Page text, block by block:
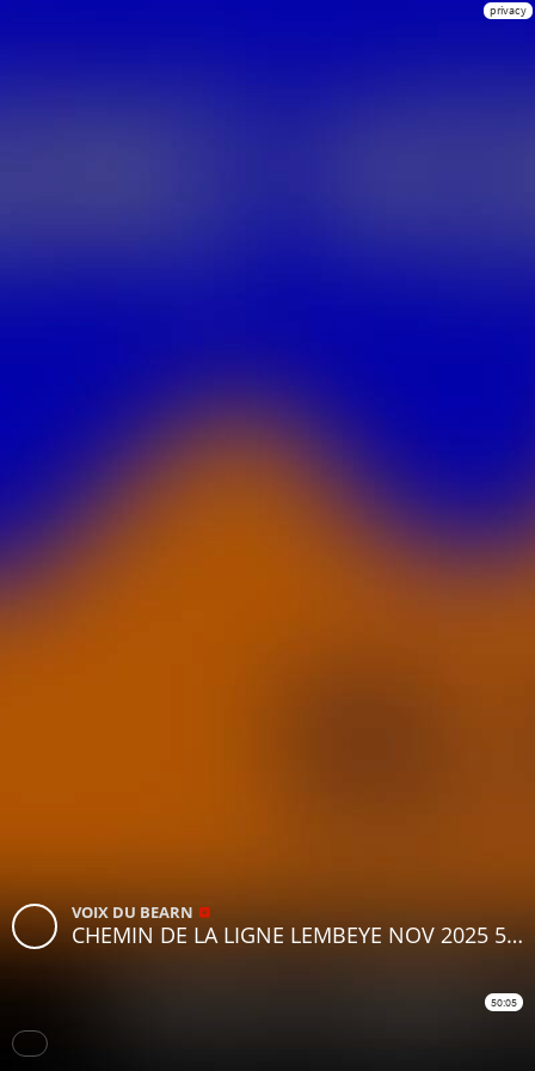
privacy
VOIX DU BEARN
CHEMIN DE LA LIGNE LEMBEYE NOV 2025 50'05
50:05